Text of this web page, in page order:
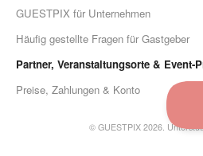
GUESTPIX für Unternehmen
Häufig gestellte Fragen für Gastgeber
Partner, Veranstaltungsorte & Event-
Preise, Zahlungen & Konto
©GUESTPIX 2026.